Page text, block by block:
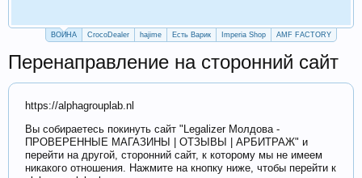
ВОЙНА CrocoDealer hajime Есть Варик Imperia Shop AMF FACTORY
Перенаправление на сторонний сайт
https://alphagrouplab.nl
Вы собираетесь покинуть сайт "Legalizer Молдова -
ПРОВЕРЕННЫЕ МАГАЗИНЫ | ОТЗЫВЫ | АРБИТРАЖ" и
перейти на другой, сторонний сайт, к которому мы не имеем
никакого отношения. Нажмите на кнопку ниже, чтобы перейти к